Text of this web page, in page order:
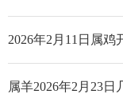
属羊2026年2月23